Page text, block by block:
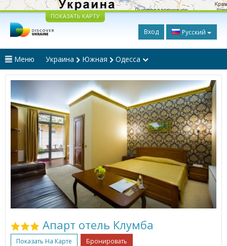
ПОКАЗАТЬ КАРТУ
Вход Русский
Меню Украина Южная Одесса
Апарт отель Клумба
Показать На Карте Бронировать